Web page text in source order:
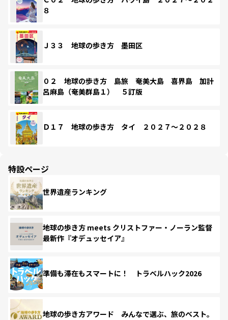
８
Ｊ３３ 地球の歩き方 墨田区
０２ 地球の歩き方 島旅 奄美大島 喜界島 加計
呂麻島（奄美群島１） ５訂版
Ｄ１７ 地球の歩き方 タイ ２０２７～２０２８
特設ページ
世界遺産ランキング
地球の歩き方 meets クリストファー・ノーラン監督
最新作『オデュッセイア』
準備も滞在もスマートに！ トラベルハック2026
地球の歩き方アワード みんなで選ぶ、旅のベスト。